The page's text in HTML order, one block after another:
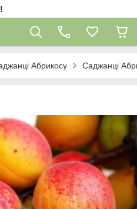
Абрикосу Саджанці